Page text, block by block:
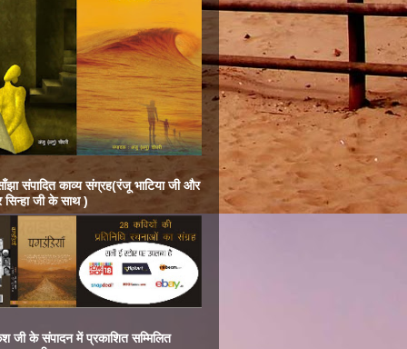
संपादित काव्य संग्रह(रंजू भाटिया जी और
जी के साथ )
जी के संपादन में प्रकाशित सम्मिलित